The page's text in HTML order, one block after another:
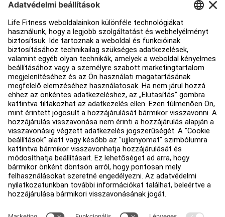
Segítség
Edzőterem berendezés
Szolgáltatási központ
Oktatási központ
Rólunk
Forgalmazó keresése
Üzletek keresése
Jogi információk
Hozzáférhetőség
Bejelentkezés a Facility Connect